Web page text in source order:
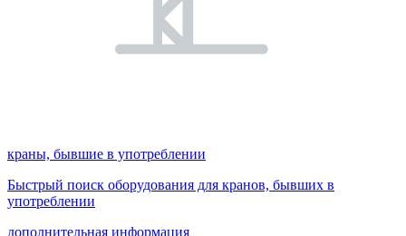
краны, бывшие в употреблении
Быстрый поиск оборудования для кранов, бывших в
употреблении
дополнительная информация